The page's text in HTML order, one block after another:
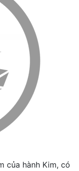
của hành Kim, có